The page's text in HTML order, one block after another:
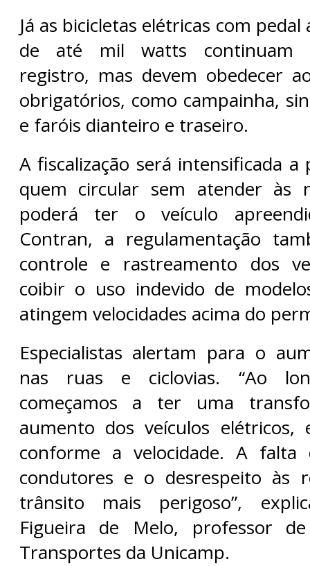
Já as bicicletas elétricas com
de até mil watts continuam
registro, mas devem obedecer
obrigatórios, como campainha,
e faróis dianteiro e traseiro.
A fiscalização será intensificada
quem circular sem atender às
poderá ter o veículo
Contran, a regulamentação
controle e rastreamento dos
coibir o uso indevido de
atingem velocidades acima do
Especialistas alertam para o
nas ruas e ciclovias. “Ao
começamos a ter uma
aumento dos veículos elétricos,
conforme a velocidade. A falta
condutores e o desrespeito às
trânsito mais perigoso”,
Figueira de Melo, professor
Transportes da Unicamp.